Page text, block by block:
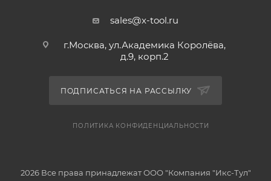
sales@x-tool.ru
г.Москва, ул.Академика Королёва,
д.9, корп.2
ПОДПИСАТЬСЯ НА РАССЫЛКУ
ПОЛИТИКА КОНФИДЕНЦИАЛЬНОСТИ
2026 Все права принадлежат ООО "Компания "Икс-Тул"